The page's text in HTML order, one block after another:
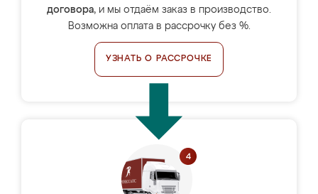
договора, и мы отдаём заказ в производство.
Возможна оплата в рассрочку без %.
УЗНАТЬ О РАССРОЧКЕ